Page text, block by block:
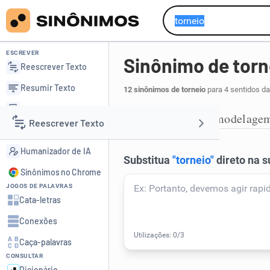
Reescrever Texto
Resumir Texto
Corrigir Texto
Detector de IA
Humanizador de IA
ESCREVER
Reescrever Texto
Resumir Texto
Detector de IA
Humanizador de IA
Sinônimos no Chrome
JOGOS DE PALAVRAS
Cata-letras
Conexões
Caça-palavras
CONSULTAR
Sinônimo de
12 sinônimos de torneiopara 4 sentidos
torneamento